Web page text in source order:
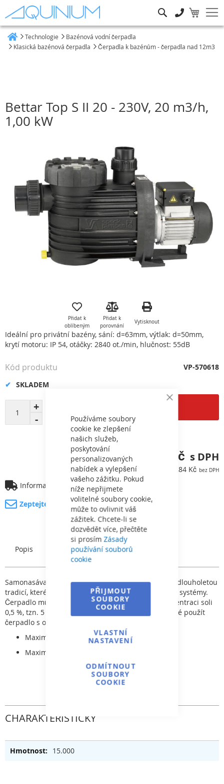
Close
Používáme soubory
cookie ke zlepšení
našich služeb,
poskytování
personalizovaných
nabídek a vylepšení
vašeho zážitku. Pokud
níže nepřijmete
volitelné soubory cookie,
může to ovlivnit váš
zážitek. Chcete-li se
dozvědět více, přečtěte
si prosímZásady
používání souborů
cookie
PŘIJMOUT
SOUBORY
COOKIE
VLASTNÍ
NASTAVENÍ
ODMÍTNOUT
SOUBORY
COOKIE
Technologie
Bazénová vodní čerpadla
Klasická bazénová čerpadla
Čerpadla k bazénům - čerpadla nad 12m3
Bettar Top S II 20 - 230V, 20 m3/h,
1,00 kW
obrázky
s
obrázky
Přidat k
oblíbeným
Přidat k
porovnání
Vytisknout
Ideální pro privátní bazény, sání: d=63mm, výtlak: d=50mm,
krytí motoru: IP 54, otáčky: 2840 ot./min, hlučnost: 55dB
18 643,49 Kč
15 407,84 Kč
SKLADEM
Kód produktu VP-570618
Informace o dopravě
Zeptejte se na produkt
Popis Charakteristický
Samonasávací čerpadlo vysoké kvality od výrobce s dlouholetou
tradicí, které je konstruováno pro bazénové filtrační systémy.
Čerpadlo může být použito pro slanou vodu o koncentraci soli
0,5 %, tzn. 5 g/l. V případě vyšší koncentrace je nutné použít
čerpadlo s označením „AK“.
Maximální tlak: 2,5 bar
Maximální teplota vody: 60 °C
CHARAKTERISTICKÝ
15.000